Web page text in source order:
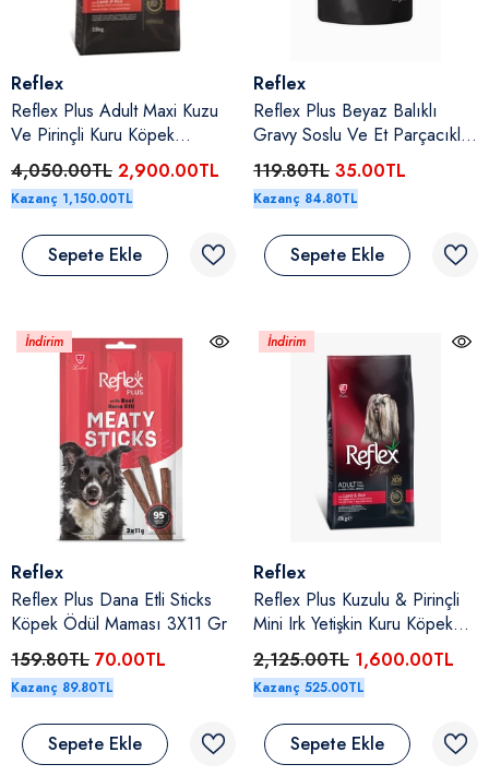
Satıcı:
Reflex
Reflex Plus Adult Maxi Kuzu
Ve Pirinçli Kuru Köpek
Maması 18 Kg
4,050.00TL 2,900.00TL
Kazanç 1,150.00TL
Sepete Ekle
Satıcı:
Reflex
Reflex Plus Beyaz Balıklı
Gravy Soslu Ve Et Parçacıklı
Yetişkin Kedi Yaş Maması 85
Gr
119.80TL 35.00TL
Kazanç 84.80TL
Sepete Ekle
İndirim
Satıcı:
Reflex
Reflex Plus Dana Etli Sticks
Köpek Ödül Maması 3X11 Gr
159.80TL 70.00TL
Kazanç 89.80TL
Sepete Ekle
İndirim
Satıcı:
Reflex
Reflex Plus Kuzulu & Pirinçli
Mini Irk Yetişkin Kuru Köpek
Maması 8 Kg
2,125.00TL 1,600.00TL
Kazanç 525.00TL
Sepete Ekle